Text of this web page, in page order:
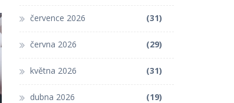
července 2026 (31)
června 2026 (29)
května 2026 (31)
dubna 2026 (19)